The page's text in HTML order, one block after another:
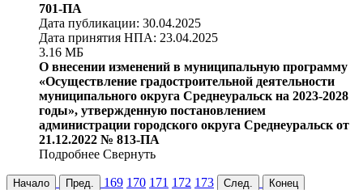
701-ПА
Дата публикации: 30.04.2025
Дата принятия НПА: 23.04.2025
3.16 МБ
О внесении изменений в муниципальную программу
«Осуществление градостроительной деятельности
муниципального округа Среднеуральск на 2023-2028
годы», утвержденную постановлением
администрации городского округа Среднеуральск от
21.12.2022 № 813-ПА
Подробнее Свернуть
Начало Пред. 169 170 171 172 173 След. Конец